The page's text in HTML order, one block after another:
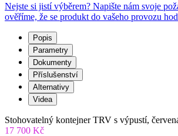
Nejste si jistí výběrem? Napište nám svoje
ověříme, že se produkt do vašeho provozu
Popis
Parametry
Dokumenty
Příslušenství
Alternativy
Videa
Stohovatelný kontejner TRV s výpustí,
17 700 Kč